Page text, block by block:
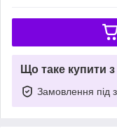
Що таке купити
Замовлення під